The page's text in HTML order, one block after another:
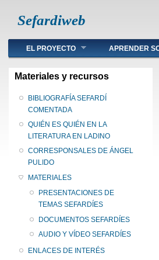
Sefardiweb
Main menu
EL PROYECTO APRENDER
Materiales y recursos
BIBLIOGRAFÍA SEFARDÍ
COMENTADA
QUIÉN ES QUIÉN EN LA
LITERATURA EN LADINO
CORRESPONSALES DE ÁNGEL
PULIDO
MATERIALES
PRESENTACIONES DE
TEMAS SEFARDÍES
DOCUMENTOS SEFARDÍES
AUDIO Y VÍDEO SEFARDÍES
ENLACES DE INTERÉS